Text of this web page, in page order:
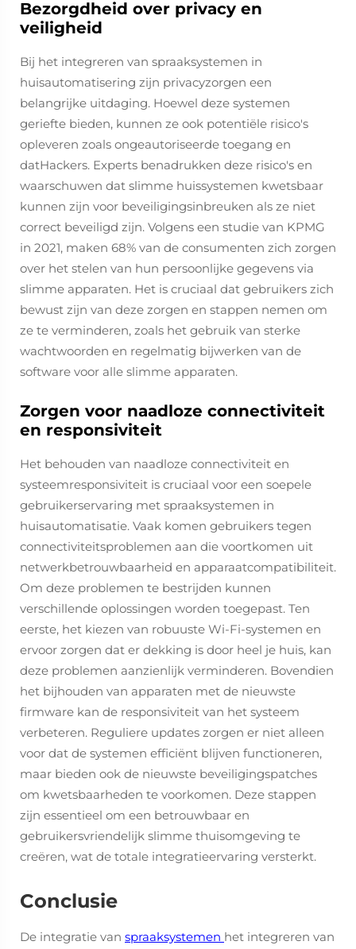
Bezorgdheid over privacy en
veiligheid
Bij het integreren van spraaksystemen in
huisautomatisering zijn privacyzorgen een
belangrijke uitdaging. Hoewel deze systemen
geriefte bieden, kunnen ze ook potentiële risico's
opleveren zoals ongeautoriseerde toegang en
datHackers. Experts benadrukken deze risico's en
waarschuwen dat slimme huissystemen kwetsbaar
kunnen zijn voor beveiligingsinbreuken als ze niet
correct beveiligd zijn. Volgens een studie van KPMG
in 2021, maken 68% van de consumenten zich zorgen
over het stelen van hun persoonlijke gegevens via
slimme apparaten. Het is cruciaal dat gebruikers zich
bewust zijn van deze zorgen en stappen nemen om
ze te verminderen, zoals het gebruik van sterke
wachtwoorden en regelmatig bijwerken van de
software voor alle slimme apparaten.
Zorgen voor naadloze connectiviteit
en responsiviteit
Het behouden van naadloze connectiviteit en
systeemresponsiviteit is cruciaal voor een soepele
gebruikerservaring met spraaksystemen in
huisautomatisatie. Vaak komen gebruikers tegen
connectiviteitsproblemen aan die voortkomen uit
netwerkbetrouwbaarheid en apparaatcompatibiliteit.
Om deze problemen te bestrijden kunnen
verschillende oplossingen worden toegepast. Ten
eerste, het kiezen van robuuste Wi-Fi-systemen en
ervoor zorgen dat er dekking is door heel je huis, kan
deze problemen aanzienlijk verminderen. Bovendien
het bijhouden van apparaten met de nieuwste
firmware kan de responsiviteit van het systeem
verbeteren. Reguliere updates zorgen er niet alleen
voor dat de systemen efficiënt blijven functioneren,
maar bieden ook de nieuwste beveiligingspatches
om kwetsbaarheden te voorkomen. Deze stappen
zijn essentieel om een betrouwbaar en
gebruikersvriendelijk slimme thuisomgeving te
creëren, wat de totale integratieervaring versterkt.
Conclusie
De integratie van spraaksystemen het integreren van